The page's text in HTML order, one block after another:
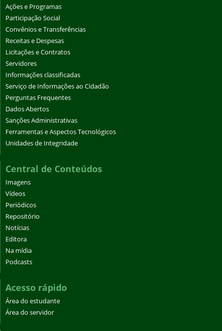
Ações e Programas
Participação Social
Convênios e Transferências
Receitas e Despesas
Licitações e Contratos
Servidores
Informações classificadas
Serviço de Informações ao Cidadão
Perguntas Frequentes
Dados Abertos
Sanções Administrativas
Ferramentas e Aspectos Tecnológicos
Unidades de Integridade
Central de Conteúdos
Imagens
Vídeos
Periódicos
Repositório
Notícias
Editora
Na mídia
Podcasts
Acesso rápido
Área do estudante
Área do servidor